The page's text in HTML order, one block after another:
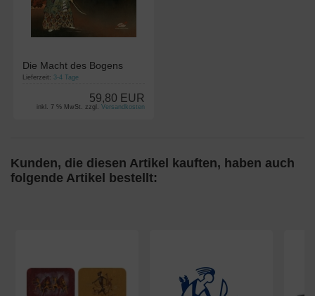
Die Macht des Bogens
Lieferzeit: 3-4 Tage
59,80 EUR
inkl. 7 % MwSt. zzgl.Versandkosten
Kunden, die diesen Artikel kauften, haben auch
folgende Artikel bestellt: